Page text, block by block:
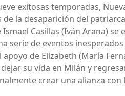
exitosas temporadas,
de la desaparición del
Ismael Casillas (Iván Arana)
serie de eventos
de Elizabeth (María
su vida en Milán y
crear una alianza con